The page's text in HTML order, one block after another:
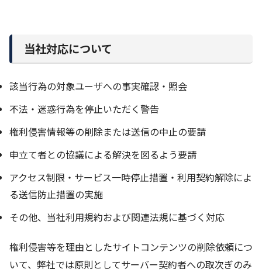
当社対応について
該当行為の対象ユーザへの事実確認・照会
不法・迷惑行為を停止いただく警告
権利侵害情報等の削除または送信の中止の要請
申立て者との協議による解決を図るよう要請
アクセス制限・サービス一時停止措置・利用契約解除によ
る送信防止措置の実施
その他、当社利用規約および関連法規に基づく対応
権利侵害等を理由としたサイトコンテンツの削除依頼につ
いて、弊社では原則としてサーバー契約者への取次ぎのみ